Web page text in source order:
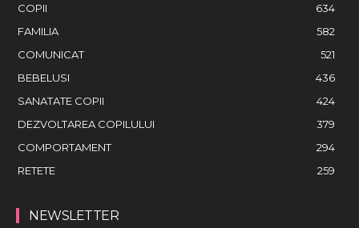
COPII
634
FAMILIA
582
COMUNICAT
521
BEBELUSI
436
SANATATE COPII
424
DEZVOLTAREA COPILULUI
379
COMPORTAMENT
294
RETETE
259
NEWSLETTER